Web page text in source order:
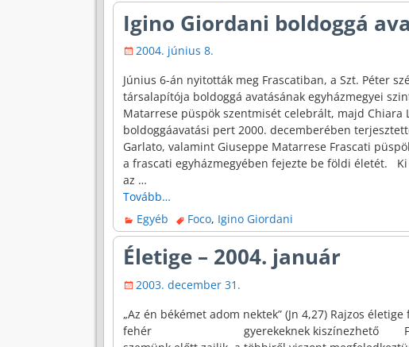
Igino Giordani boldoggá
2004. június 8.
Június 6-án nyitották meg Frascatiban, a Szt. Péter
társalapítója boldoggá avatásának egyházmegyei
Matarrese püspök szentmisét celebrált, majd
boldoggáavatási pert 2000. decemberében
Garlato, valamint Giuseppe Matarrese Frascati
a frascati egyházmegyében fejezte be földi életét.
az …
Tovább…
Egyéb
Foco, Igino Giordani
Életige – 2004. január
2003. december 31.
„Az én békémet adom nektek” (Jn
fehér gyerekeknek kiszínezhető